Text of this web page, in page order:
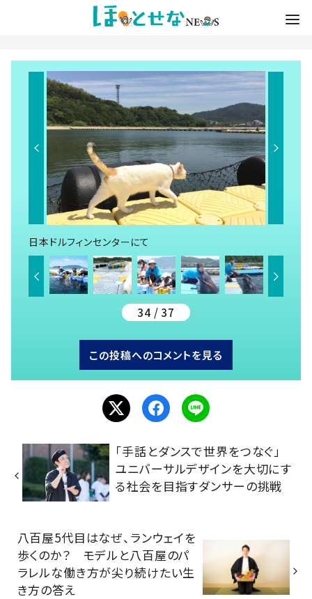
日本ドルフィンセンターにて
34 / 37
この投稿へのコメントを見る
「手話とダンスで世界をつなぐ」
ユニバーサルデザインを大切にす
る社会を目指すダンサーの挑戦
八百屋5代目はなぜ、ランウェイを
歩くのか？ モデルと八百屋のパ
ラレルな働き方が尖り続けたい生
き方の答え